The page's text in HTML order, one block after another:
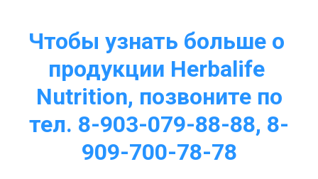
Чтобы узнать больше о
продукции Herbalife
Nutrition, позвоните по
тел. 8-903-079-88-88, 8-
909-700-78-78